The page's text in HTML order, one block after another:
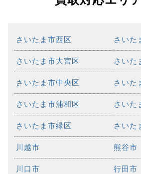
さいたま市西区 さいた
さいたま市大宮区 さいた
さいたま市中央区 さいた
さいたま市浦和区 さいた
さいたま市緑区 さいた
川越市 熊谷市
川口市 行田市